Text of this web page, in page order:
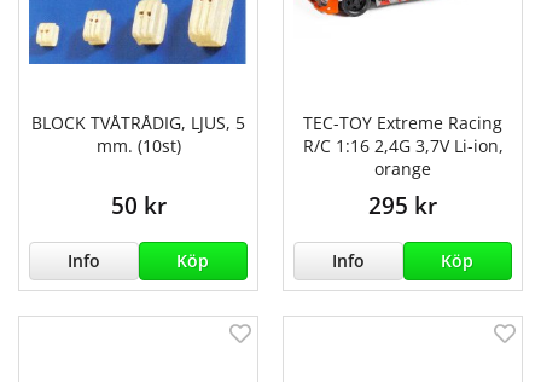
BLOCK TVÅTRÅDIG, LJUS, 5
mm. (10st)
50 kr
Info Köp
TEC-TOY Extreme Racing
R/C 1:16 2,4G 3,7V Li-ion,
orange
295 kr
Info Köp